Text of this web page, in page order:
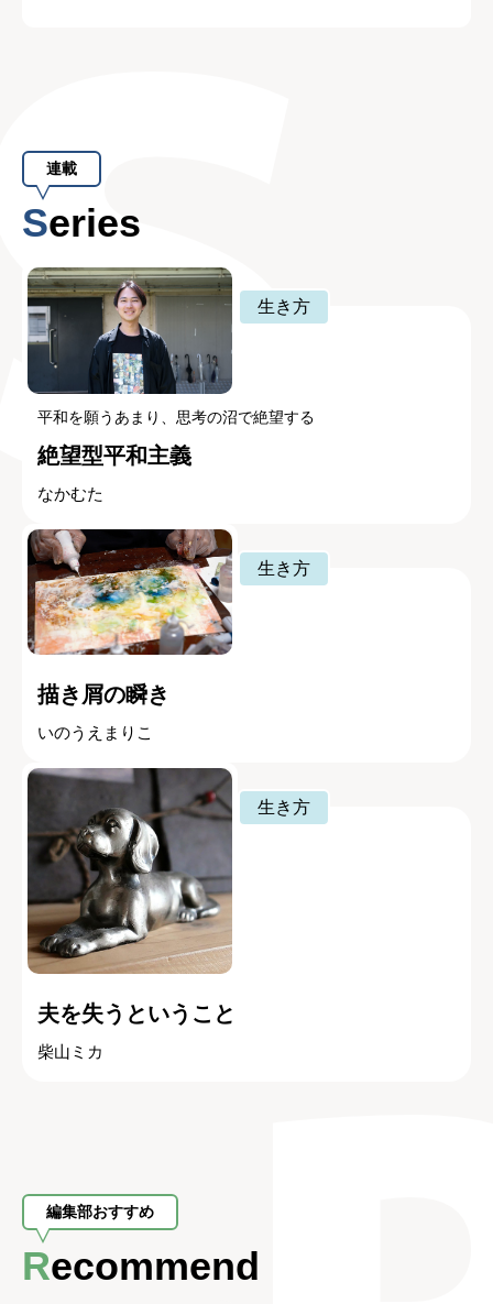
連載
Series
生き方
平和を願うあまり、思考の沼で絶望する
絶望型平和主義
なかむた
生き方
描き屑の瞬き
いのうえまりこ
生き方
夫を失うということ
柴山ミカ
編集部おすすめ
Recommend